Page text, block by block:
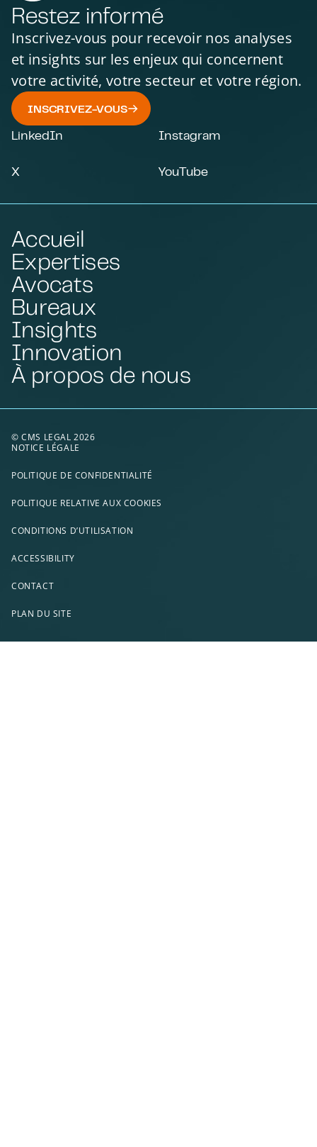
Restez informé
Inscrivez-vous pour recevoir nos analyses
et insights sur les enjeux qui concernent
votre activité, votre secteur et votre région.
INSCRIVEZ-VOUS
LinkedIn Instagram
X YouTube
Accueil
Expertises
Avocats
Bureaux
Insights
Innovation
À propos de nous
© CMS LEGAL 2026
NOTICE LÉGALE
POLITIQUE DE CONFIDENTIALITÉ
POLITIQUE RELATIVE AUX COOKIES
CONDITIONS D’UTILISATION
ACCESSIBILITY
CONTACT
PLAN DU SITE